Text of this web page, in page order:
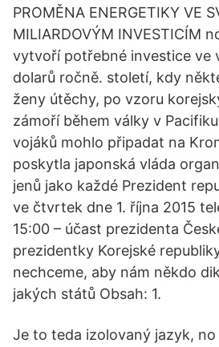
PROMĚNA ENERGETIKY VE
MILIARDOVÝM INVESTICÍM
vytvoří potřebné investice ve
dolarů ročně. století, kdy
ženy útěchy, po vzoru
zámoří během války v
vojáků mohlo připadat na
poskytla japonská vláda
jenů jako každé Prezident
ve čtvrtek dne 1. října 2015
15:00 – účast prezidenta
prezidentky Korejské
nechceme, aby nám někdo
jakých států Obsah: 1.
Je to teda izolovaný jazyk,